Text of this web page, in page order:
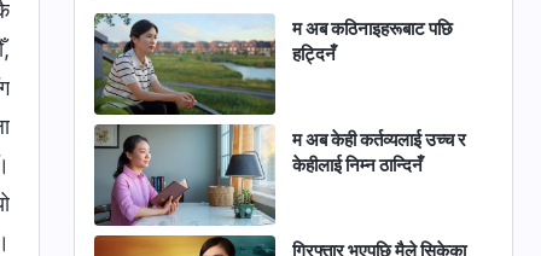
म अब कठिनाइहरूबाट पछि
हट्दिनँ
म अब केही कर्तव्यलाई उच्च र
केहीलाई निम्न ठान्दिनँ
गिरफ्तार भएपछि मैले सिकेका